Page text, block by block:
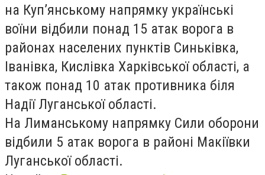
на Куп’янському напрямку українські
воїни відбили понад 15 атак ворога в
районах населених пунктів Синьківка,
Іванівка, Кислівка Харківської області, а
також понад 10 атак противника біля
Надії Луганської області.
На Лиманському напрямку Сили оборони
відбили 5 атак ворога в районі Макіївки
Луганської області.